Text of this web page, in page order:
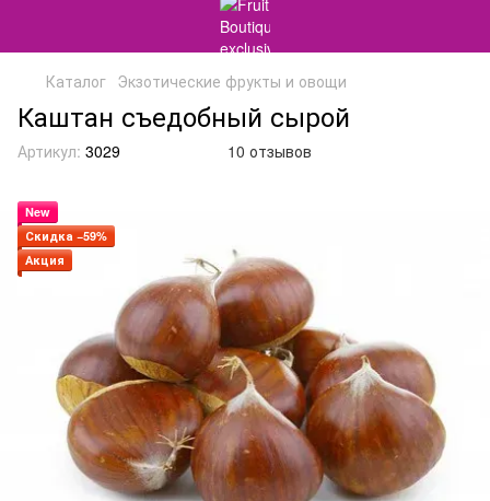
Каталог Экзотические фрукты и овощи
Каштан съедобный сырой
Артикул: 3029 10 отзывов
New
Скидка −59%
Акция